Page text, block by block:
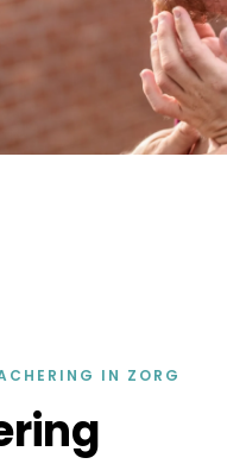
IN ZORG